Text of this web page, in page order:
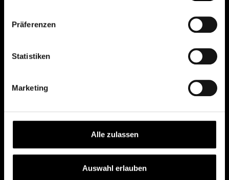
Präferenzen
Statistiken
Marketing
Alle zulassen
Auswahl erlauben
All rights reserved.
Depot eröffnen
Depot übertragen
Konditionen